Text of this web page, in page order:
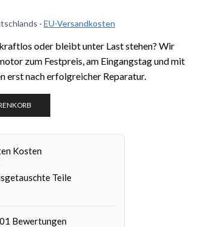
· EU-Versandkosten
oder bleibt unter Last stehen? Wir
zum Festpreis, am Eingangstag und mit
erst nach erfolgreicher Reparatur.
Kosten
Teile
Bewertungen